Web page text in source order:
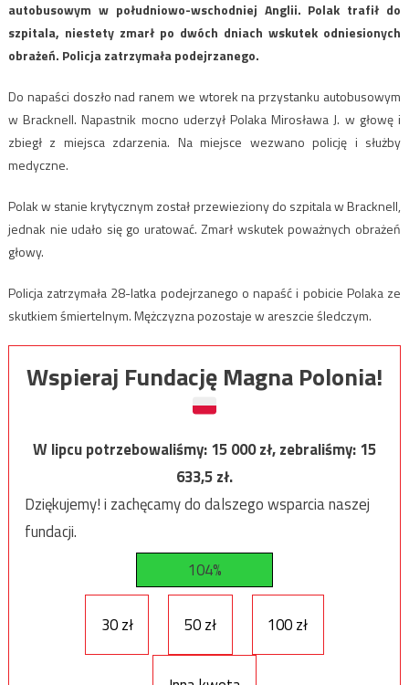
autobusowym w południowo-wschodniej Anglii. Polak trafił do
szpitala, niestety zmarł po dwóch dniach wskutek odniesionych
obrażeń. Policja zatrzymała podejrzanego.
Do napaści doszło nad ranem we wtorek na przystanku autobusowym
w Bracknell. Napastnik mocno uderzył Polaka Mirosława J. w głowę i
zbiegł z miejsca zdarzenia. Na miejsce wezwano policję i służby
medyczne.
Polak w stanie krytycznym został przewieziony do szpitala w Bracknell,
jednak nie udało się go uratować. Zmarł wskutek poważnych obrażeń
głowy.
Policja zatrzymała 28-latka podejrzanego o napaść i pobicie Polaka ze
skutkiem śmiertelnym. Mężczyzna pozostaje w areszcie śledczym.
Wspieraj Fundację Magna Polonia!
W lipcu potrzebowaliśmy:15 000zł, zebraliśmy:15
633,5zł.
Dziękujemy! i zachęcamy do dalszego wsparcia naszej
fundacji.
104%
30 zł 50 zł 100 zł